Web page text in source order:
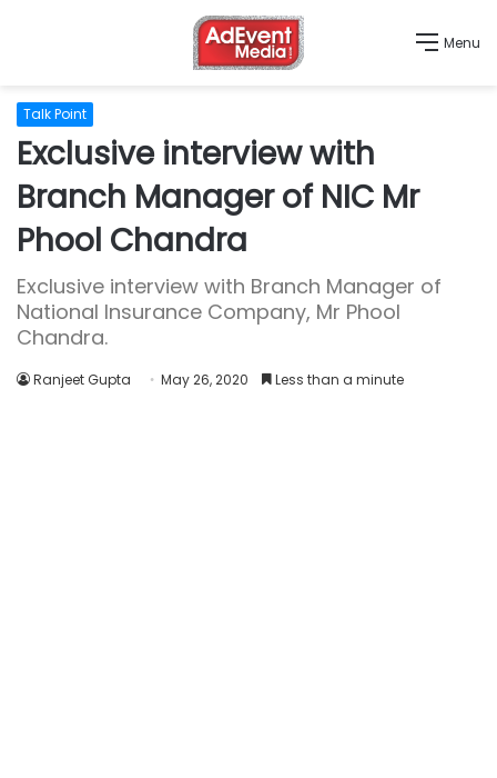
Menu
Talk Point
Exclusive interview with
Branch Manager of NIC Mr
Phool Chandra
Exclusive interview with Branch Manager of
National Insurance Company, Mr Phool
Chandra.
Ranjeet Gupta May 26, 2020 Less than a minute